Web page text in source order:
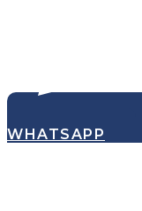
WHATSAPP